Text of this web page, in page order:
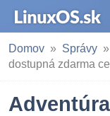
Domov Správy
dostupná zdarma